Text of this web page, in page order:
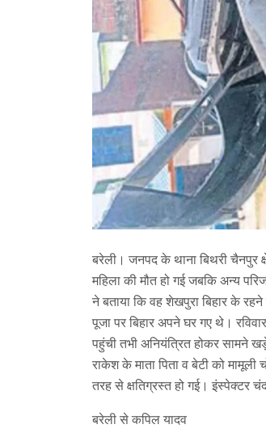
बरेली। जनपद के थाना बिथरी चैनपुर
महिला की मौत हो गई जबकि अन्य
ने बताया कि वह शेखपुरा बिहार के
पूजा पर बिहार अपने घर गए थे।
पहुंची तभी अनियंत्रित होकर सामने
राकेश के माता पिता व बेटी को
तरह से क्षतिग्रस्त हो गई। इंस्पेक्टर
बरेली से कपिल यादव